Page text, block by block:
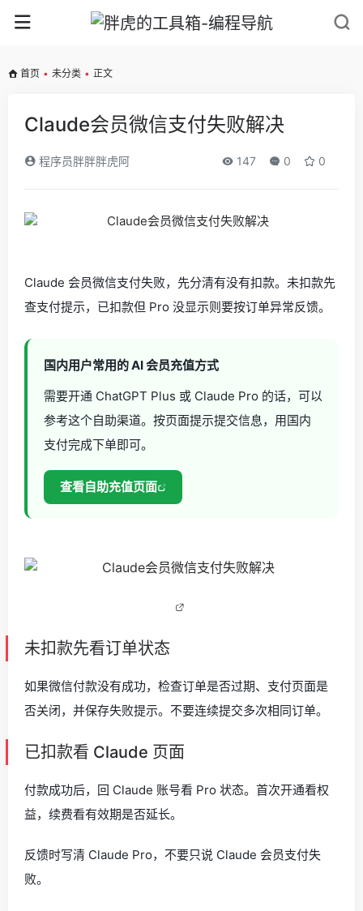
首页 • 未分类 • 正文
Claude会员微信支付失败解决
程序员胖胖胖虎阿 147 0 0
Claude 会员微信支付失败，先分清有没有扣款。未扣款先
查支付提示，已扣款但 Pro 没显示则要按订单异常反馈。
国内用户常用的 AI 会员充值方式
需要开通 ChatGPT Plus 或 Claude Pro 的话，可以
参考这个自助渠道。按页面提示提交信息，用国内
支付完成下单即可。
查看自助充值页面
未扣款先看订单状态
如果微信付款没有成功，检查订单是否过期、支付页面是
否关闭，并保存失败提示。不要连续提交多次相同订单。
已扣款看 Claude 页面
付款成功后，回 Claude 账号看 Pro 状态。首次开通看权
益，续费看有效期是否延长。
反馈时写清 Claude Pro，不要只说 Claude 会员支付失
败。